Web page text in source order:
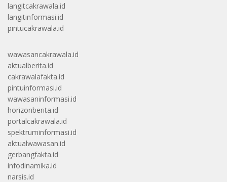
langitcakrawala.id
langitinformasi.id
pintucakrawala.id
wawasancakrawala.id
aktualberita.id
cakrawalafakta.id
pintuinformasi.id
wawasaninformasi.id
horizonberita.id
portalcakrawala.id
spektruminformasi.id
aktualwawasan.id
gerbangfakta.id
infodinamika.id
narsis.id